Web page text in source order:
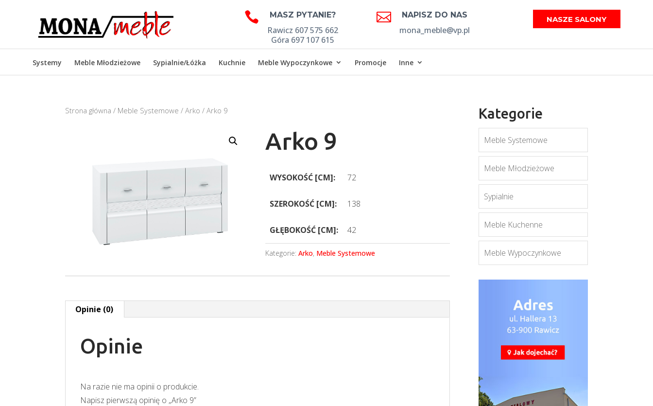
 MASZ PYTANIE?
Rawicz 607 575 662
Góra 697 107 615
 NAPISZ DO NAS
mona_meble@vp.pl
NASZE SALONY
Systemy Meble Młodzieżowe Sypialnie/Łóżka Kuchnie Meble Wypoczynkowe Promocje Inne
Strona główna / Meble Systemowe /Arko / Arko 9
Arko 9
WYSOKOŚĆ [CM]: 72
SZEROKOŚĆ [CM]: 138
GŁĘBOKOŚĆ [CM]: 42
Kategorie:Arko, Meble Systemowe
Opinie (0)
Opinie
Na razie nie ma opinii o produkcie.
Napisz pierwszą opinię o „Arko 9”
Kategorie
Meble Systemowe
Meble Młodzieżowe
Sypialnie
Meble Kuchenne
Meble Wypoczynkowe